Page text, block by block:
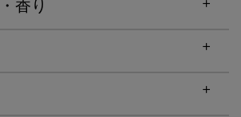
香り